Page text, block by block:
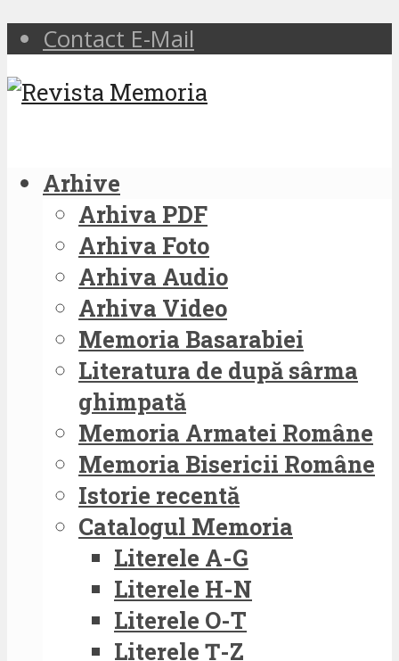
Contact E-Mail
Arhive
Arhiva PDF
Arhiva Foto
Arhiva Audio
Arhiva Video
Memoria Basarabiei
Literatura de după sârma
ghimpată
Memoria Armatei Române
Memoria Bisericii Române
Istorie recentă
Catalogul Memoria
Literele A-G
Literele H-N
Literele O-T
Literele Ț-Z